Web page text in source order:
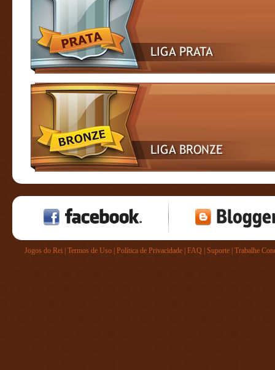
Jogos do Rei| Termos de Uso| Política de Privacidade| FAQ Suporte| Trabalhe